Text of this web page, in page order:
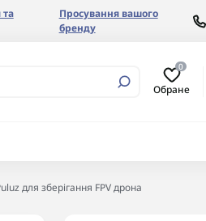
Просування вашого
бренду
0
Обране
для зберігання FPV дрона